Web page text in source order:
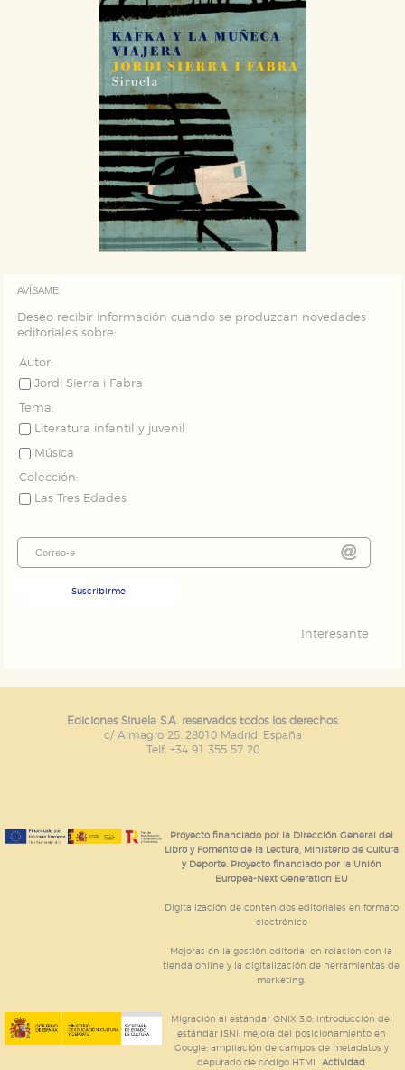
AVÍSAME
Deseo recibir información cuando se produzcan novedades
editoriales sobre:
Autor:
Jordi Sierra i Fabra
Tema:
Literatura infantil y juvenil
Música
Colección:
Las Tres Edades
Suscribirme
Interesante
Ediciones Siruela S.A. reservados todos los derechos.
c/ Almagro 25. 28010 Madrid. España
Telf. +34 91 355 57 20
Proyecto financiado por la Dirección General del
Libro y Fomento de la Lectura, Ministerio de Cultura
y Deporte. Proyecto financiado por la Unión
Europea-Next Generation EU
Digitalización de contenidos editoriales en formato
electrónico
Mejoras en la gestión editorial en relación con la
tienda online y la digitalización de herramientas de
marketing.
Migración al estándar ONIX 3.0; introducción del
estándar ISNI; mejora del posicionamiento en
Google; ampliación de campos de metadatos y
depurado de código HTML.Actividad